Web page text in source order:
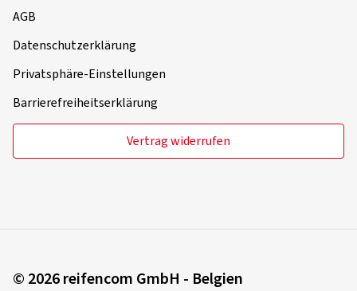
AGB
Datenschutzerklärung
Privatsphäre-Einstellungen
Barrierefreiheitserklärung
Vertrag widerrufen
© 2026 reifencom GmbH - Belgien